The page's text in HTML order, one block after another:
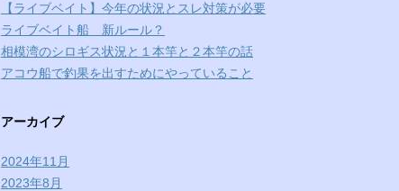
【ライブベイト】今年の状況とスレ対策が必要
ライブベイト船 新ルール？
相模湾のシロギス状況と１本竿と２本竿の話
アコウ船で釣果を出すためにやっていること
アーカイブ
2024年11月
2023年8月